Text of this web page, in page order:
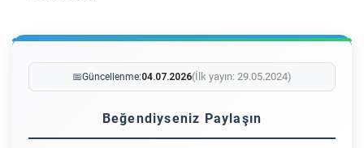
📅Güncellenme:04.07.2026(İlk yayın: 29.05.2024)
Beğendiyseniz Paylaşın